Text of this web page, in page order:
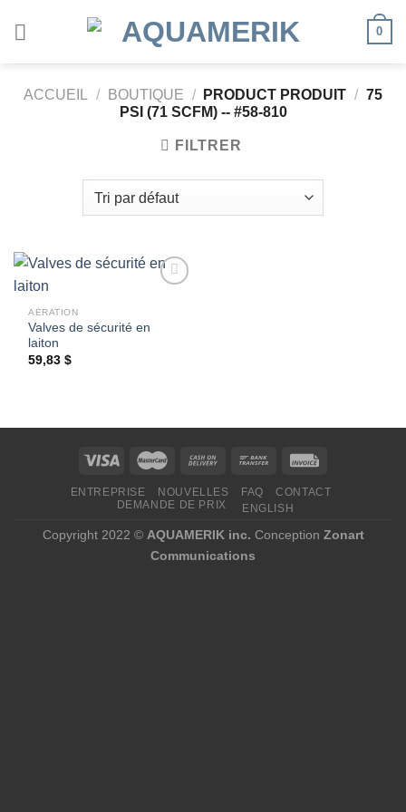
0
ACCUEIL / BOUTIQUE / PRODUCT PRODUIT / 75
PSI (71 SCFM) -- #58-810
FILTRER
Ajouter
AÉRATION
Valves de sécurité en
laiton
59,83$
ENTREPRISE NOUVELLES FAQ
CONTACT
DEMANDE DE PRIX
ENGLISH
Copyright 2022 © AQUAMERIK inc. Conception Zonart
Communications